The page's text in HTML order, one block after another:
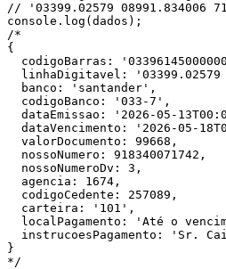
// '03399.02579 08991.834006
console . log ( dados ) ;
/*
{
codigoBarras:
linhaDigitavel:
'03399.02579
banco:
'santander' ,
codigoBanco:
'033-7' ,
dataEmissao:
'2026-05-
dataVencimento:
'2026-05-
valorDocumento:
99668 ,
nossoNumero:
918340071742 ,
nossoNumeroDv:
3 ,
agencia:
1674 ,
codigoCedente:
257089 ,
carteira:
'101' ,
localPagamento:
'Até o
instrucoesPagamento:
'Sr.
}
*/